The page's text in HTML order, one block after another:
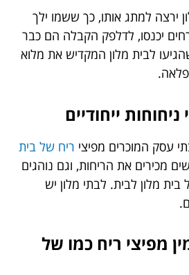
ירצה למתג אותו, כך ששמו ילך
יכנסו, לדלפק הקבלה הם כבר
שהגיעו לבית מלון המקדיש את מלוא
ייחודיים
עסק המוכרים מפיצי ריח של בית
מכירים את הריחות, וגם נוהגים
בית מלון לבית. לבתי מלון יש
מפיצי ריח כמו של